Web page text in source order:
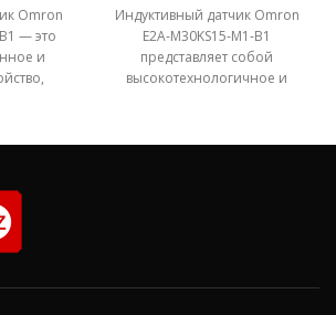
Omron
— это
и
Индуктивный датчик Omron
E2A-M30KS15-M1-B1
представляет собой
высокотехнологичное и
обнаружения металлических